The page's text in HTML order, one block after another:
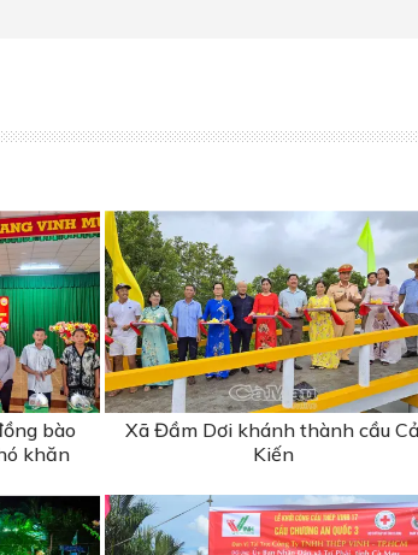
bào
khăn
Xã Đầm Dơi khánh thành cầu
Kiến